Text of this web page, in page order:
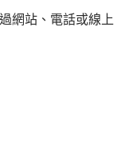
網站、電話或線上